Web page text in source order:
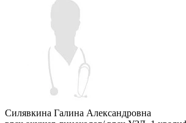
Силявкина Галина Александровна